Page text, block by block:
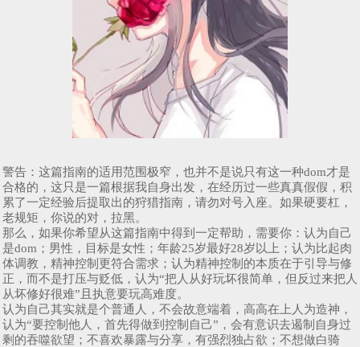
警告：这篇指南的适用范围极窄，也并不是说只有这一种dom才是
合格的，这只是一篇根据我自身出发，在经历过一些真真假假，积
累了一定经验后提取出的狩猎指南，请勿对号入座。如果硬要杠，
老规矩，你说的对，拉黑。
那么，如果你希望从这篇指南中得到一定帮助，需要你：认为自己
是dom；男性，目标是女性；年龄25岁最好28岁以上；认为比起肉
体调教，精神控制更符合需求；认为精神控制的本质在于引导与修
正，而不是打压与贬低，认为“把人从好玩坏很简单，但反过来把人
从坏修好很难”且执意要玩高难度。
认为自己其实就是个普通人，不会故意端着，高高在上人为造神，
认为“要控制他人，首先得做到控制自己”，会有意识去遏制自身过
剩的吞噬欲望；不喜欢暴露与分享，有强烈独占欲；不想做白骑